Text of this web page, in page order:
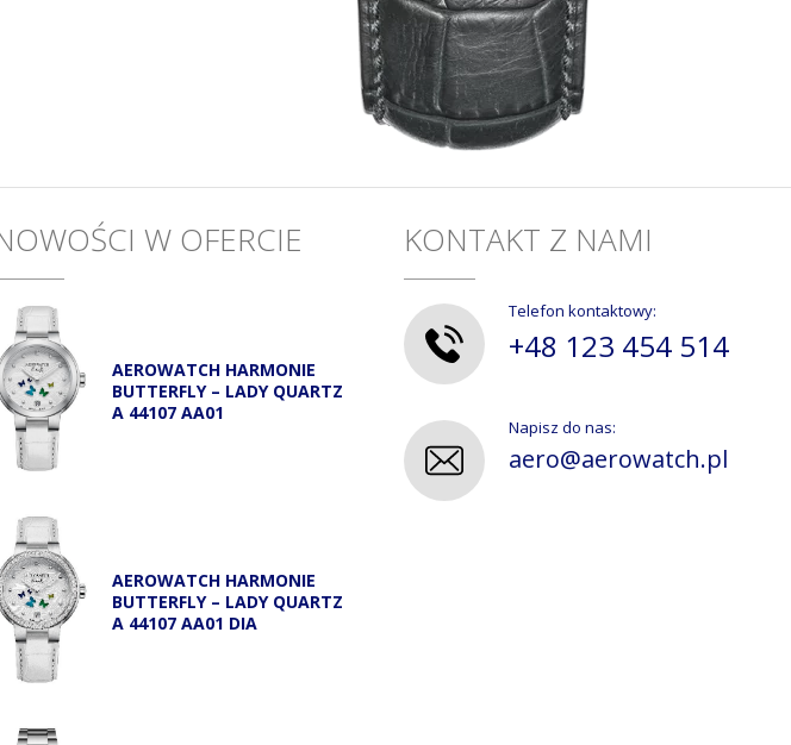
W OFERCIE
AEROWATCH HARMONIE
BUTTERFLY – LADY QUARTZ
A 44107 AA01
AEROWATCH HARMONIE
BUTTERFLY – LADY QUARTZ
A 44107 AA01 DIA
KONTAKT Z NAMI
Telefon kontaktowy:
+48 123 454 514
Napisz do nas:
aero@aerowatch.pl